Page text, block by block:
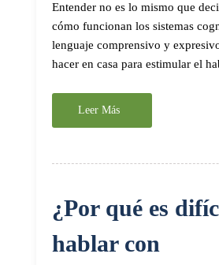
Entender no es lo mismo que
cómo funcionan los sistemas
lenguaje comprensivo y
hacer en casa para estimular el
Leer Más
¿Por qué es
hablar con